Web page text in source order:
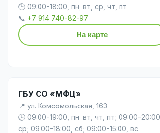
🕒 09:00-18:00, пн, вт, ср, чт, пт
📞 +7 914 740-82-97
На карте
ГБУ СО «МФЦ»
📍 ул. Комсомольская, 163
🕒 09:00-19:00, пн, вт, чт, пт; 09:00-20:00,
ср; 09:00-18:00, сб; 09:00-15:00, вс